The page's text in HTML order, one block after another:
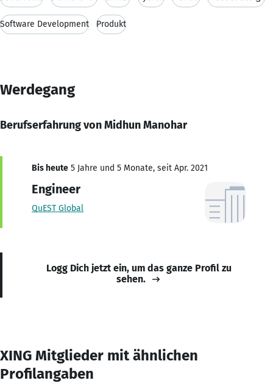
Software Development Produkt
Werdegang
Berufserfahrung von Midhun Manohar
Bis heute 5 Jahre und 5 Monate, seit Apr. 2021
Engineer
QuEST Global
Logg Dich jetzt ein, um das ganze Profil zu
sehen.
XING Mitglieder mit ähnlichen
Profilangaben